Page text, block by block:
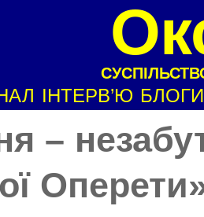
ІНТЕРВ’Ю БЛОГИ
–